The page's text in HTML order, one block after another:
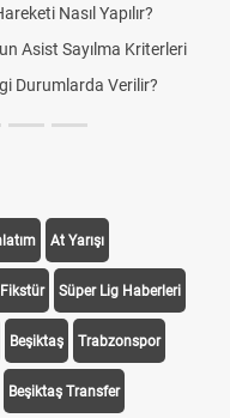
Nasıl Yapılır?
Asist Sayılma Kriterleri
Durumlarda Verilir?
At Yarışı
Süper Lig Haberleri
Beşiktaş Trabzonspor
Beşiktaş Transfer